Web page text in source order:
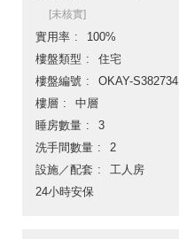
[未核實]
實用率
100%
樓盤類型
住宅
樓盤編號
OKAY-S382734
樓層
中層
睡房數量
3
洗手間數量
2
設施／配套
工人房
24小時安保